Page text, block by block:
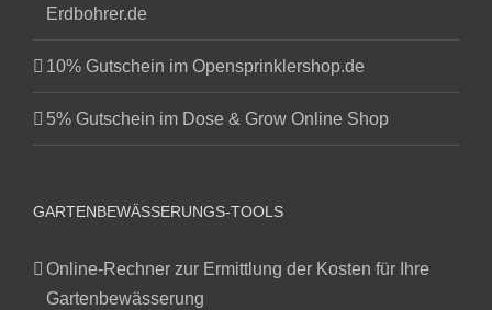
Erdbohrer.de
10% Gutschein im Opensprinklershop.de
5% Gutschein im Dose & Grow Online Shop
GARTENBEWÄSSERUNGS-TOOLS
Online-Rechner zur Ermittlung der Kosten für Ihre
Gartenbewässerung